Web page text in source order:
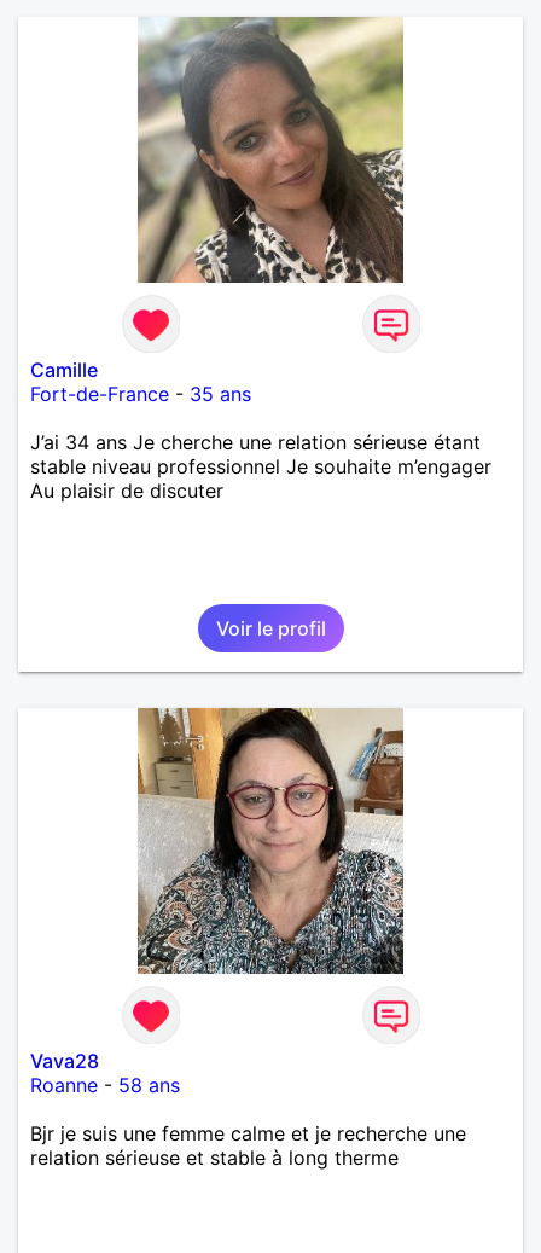
Camille
Fort-de-France - 35 ans
J’ai 34 ans Je cherche une relation sérieuse étant
stable niveau professionnel Je souhaite m’engager
Au plaisir de discuter
Voir le profil
Vava28
Roanne - 58 ans
Bjr je suis une femme calme et je recherche une
relation sérieuse et stable à long therme